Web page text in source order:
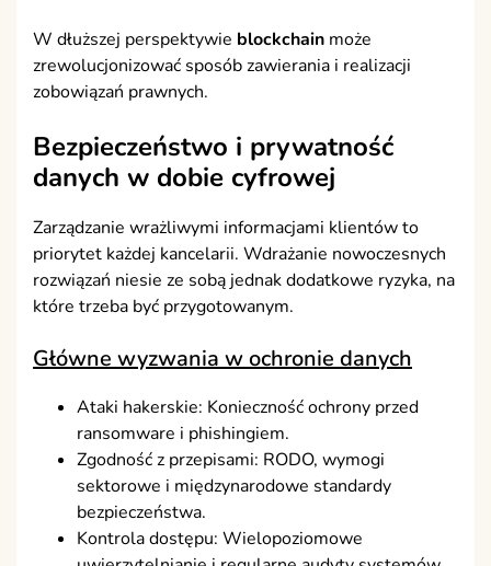
W dłuższej perspektywie blockchain może
zrewolucjonizować sposób zawierania i realizacji
zobowiązań prawnych.
Bezpieczeństwo i prywatność
danych w dobie cyfrowej
Zarządzanie wrażliwymi informacjami klientów to
priorytet każdej kancelarii. Wdrażanie nowoczesnych
rozwiązań niesie ze sobą jednak dodatkowe ryzyka, na
które trzeba być przygotowanym.
Główne wyzwania w ochronie danych
Ataki hakerskie: Konieczność ochrony przed
ransomware i phishingiem.
Zgodność z przepisami: RODO, wymogi
sektorowe i międzynarodowe standardy
bezpieczeństwa.
Kontrola dostępu: Wielopoziomowe